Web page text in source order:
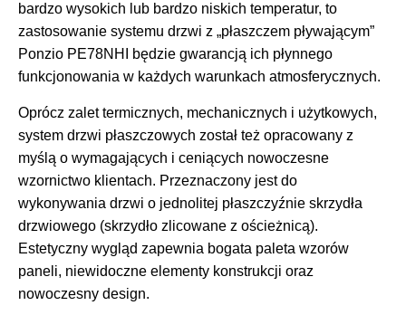
bardzo wysokich lub bardzo niskich temperatur, to
zastosowanie systemu drzwi z „płaszczem pływającym”
Ponzio PE78NHI będzie gwarancją ich płynnego
funkcjonowania w każdych warunkach atmosferycznych.
Oprócz zalet termicznych, mechanicznych i użytkowych,
system drzwi płaszczowych został też opracowany z
myślą o wymagających i ceniących nowoczesne
wzornictwo klientach. Przeznaczony jest do
wykonywania drzwi o jednolitej płaszczyźnie skrzydła
drzwiowego (skrzydło zlicowane z ościeżnicą).
Estetyczny wygląd zapewnia bogata paleta wzorów
paneli, niewidoczne elementy konstrukcji oraz
nowoczesny design.